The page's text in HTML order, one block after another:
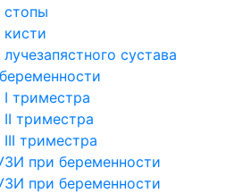
сустава
триместра
триместра
триместра
при беременности
при беременности